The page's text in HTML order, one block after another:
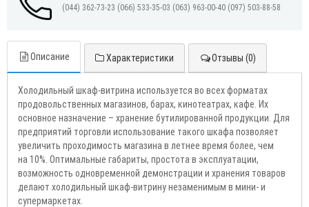
(044) 362-73-23 (066) 533-35-03 (063) 963-00-40 (097) 503-88-58
Описание Характеристики Отзывы (0)
Холодильный шкаф-витрина используется во всех форматах
продовольственных магазинов, барах, кинотеатрах, кафе. Их
основное назначение – хранение бутилированной продукции. Для
предприятий торговли использование такого шкафа позволяет
увеличить проходимость магазина в летнее время более, чем
на 10%. Оптимальные габариты, простота в эксплуатации,
возможность одновременной демонстрации и хранения товаров
делают холодильный шкаф-витрину незаменимым в мини- и
супермаркетах.